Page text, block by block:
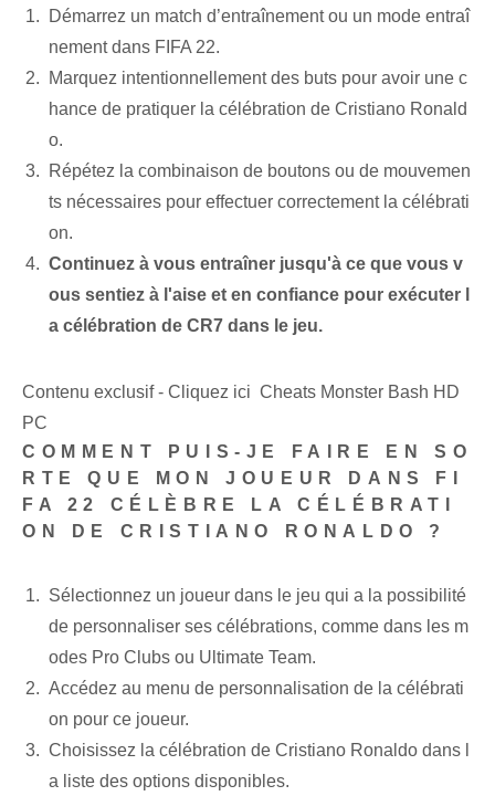
Démarrez un match d’entraînement ou un mode entraî
nement dans FIFA 22.
Marquez intentionnellement des buts pour avoir une c
hance de pratiquer la célébration de Cristiano Ronald
o.
Répétez la combinaison de boutons ou de mouvemen
ts nécessaires pour effectuer correctement la célébrati
on.
Continuez à vous entraîner jusqu'à ce que vous v
ous sentiez à l'aise et en confiance pour exécuter l
a célébration de CR7 dans le jeu.
Contenu exclusif - Cliquez ici Cheats Monster Bash HD
PC
COMMENT PUIS-JE FAIRE EN SO
RTE QUE MON JOUEUR DANS FI
FA 22 CÉLÈBRE LA CÉLÉBRATI
ON DE CRISTIANO RONALDO ?
Sélectionnez un joueur dans le jeu qui a la possibilité
de personnaliser ses célébrations, comme dans les m
odes Pro Clubs ou Ultimate Team.
Accédez au menu de personnalisation de la célébrati
on pour ce joueur.
Choisissez la célébration de Cristiano Ronaldo dans l
a liste des options disponibles.